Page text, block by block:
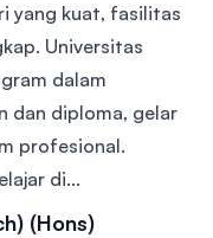
yang kuat, fasilitas
Universitas
dalam
dan diploma, gelar
profesional.
di...
(Hons)